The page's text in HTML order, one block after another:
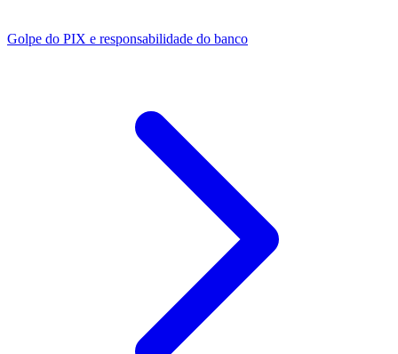
Golpe do PIX e responsabilidade do banco